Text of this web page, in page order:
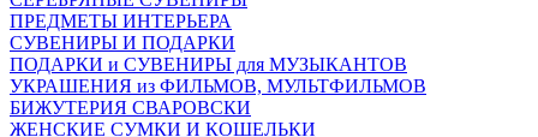
ПРЕДМЕТЫ ИНТЕРЬЕРА
СУВЕНИРЫ И ПОДАРКИ
ПОДАРКИ и СУВЕНИРЫ для МУЗЫКАНТОВ
УКРАШЕНИЯ из ФИЛЬМОВ, МУЛЬТФИЛЬМОВ
БИЖУТЕРИЯ СВАРОВСКИ
ЖЕНСКИЕ СУМКИ И КОШЕЛЬКИ